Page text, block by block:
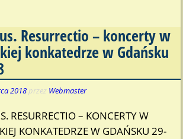
Resurrectio – koncerty w
konkatedrze w Gdańsku
2018 przez Webmaster
RESURRECTIO – KONCERTY W
KONKATEDRZE W GDAŃSKU 29-